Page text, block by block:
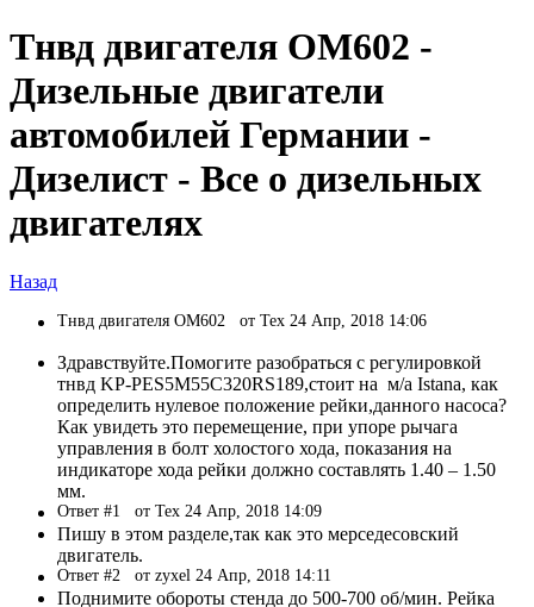
Тнвд двигателя ОМ602 -
Дизельные двигатели
автомобилей Германии -
Дизелист - Все о дизельных
двигателях
Назад
Тнвд двигателя ОМ602 от Tex 24 Апр, 2018 14:06
Здравствуйте.Помогите разобраться с регулировкой
тнвд KP-PES5M55C320RS189,стоит на м/а Istana, как
определить нулевое положение рейки,данного насоса?
Как увидеть это перемещение, при упоре рычага
управления в болт холостого хода, показания на
индикаторе хода рейки должно составлять 1.40 – 1.50
мм.
Ответ #1 от Tex 24 Апр, 2018 14:09
Пишу в этом разделе,так как это мерседесовский
двигатель.
Ответ #2 от zyxel 24 Апр, 2018 14:11
Поднимите обороты стенда до 500-700 об/мин. Рейка